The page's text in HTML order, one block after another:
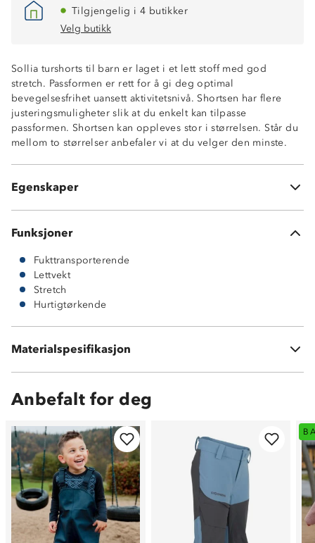
Tilgjengelig i 4 butikker
Velg butikk
Sollia turshorts til barn er laget i et lett stoff med god
stretch. Passformen er rett for å gi deg optimal
bevegelsesfrihet uansett aktivitetsnivå. Shortsen har flere
justeringsmuligheter slik at du enkelt kan tilpasse
passformen. Shortsen kan oppleves stor i størrelsen. Står du
mellom to størrelser anbefaler vi at du velger den minste.
Egenskaper
Stretchfunksjon
Lettvekt
To stikklommer
En glidelåslomme på front
Strikk i siden av livet
Glidelås og knepping i front
Beltehemper
94% resirkulert polyester og 6% elastan
Funksjoner
Fukttransporterende
Lettvekt
Stretch
Hurtigtørkende
Materialspesifikasjon
6 % elastan
Anbefalt for deg